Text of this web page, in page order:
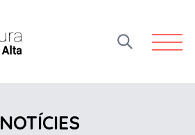
Open
NOTÍCIES